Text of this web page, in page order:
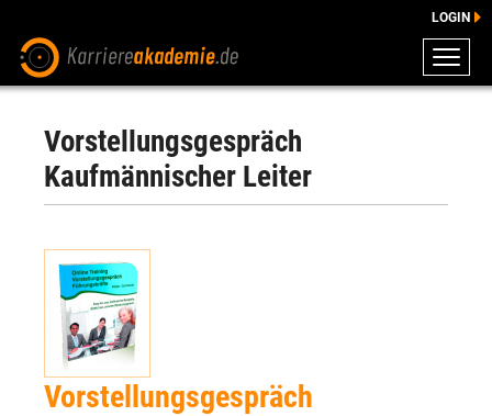
DOWNLOADS
ENGLISCHE DOWNLOADS
BERATUNG
LOGIN
Vorstellungsgespräch
Kaufmännischer Leiter
Vorstellungsgespräch